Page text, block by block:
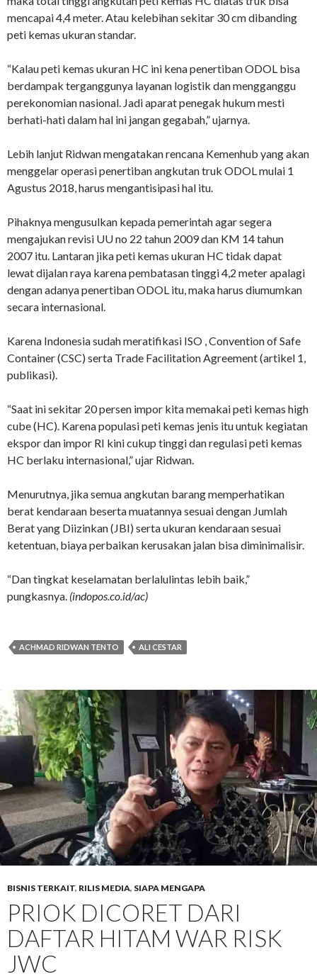
mencapai 4,4 meter. Atau kelebihan sekitar 30 cm dibanding
peti kemas ukuran standar.
“Kalau peti kemas ukuran HC ini kena penertiban ODOL bisa
berdampak terganggunya layanan logistik dan mengganggu
perekonomian nasional. Jadi aparat penegak hukum mesti
berhati-hati dalam hal ini jangan gegabah,” ujarnya.
Lebih lanjut Ridwan mengatakan rencana Kemenhub yang akan
menggelar operasi penertiban angkutan truk ODOL mulai 1
Agustus 2018, harus mengantisipasi hal itu.
Pihaknya mengusulkan kepada pemerintah agar segera
mengajukan revisi UU no 22 tahun 2009 dan KM 14 tahun
2007 itu. Lantaran jika peti kemas ukuran HC tidak dapat
lewat dijalan raya karena pembatasan tinggi 4,2 meter apalagi
dengan adanya penertiban ODOL itu, maka harus diumumkan
secara internasional.
Karena Indonesia sudah meratifikasi ISO , Convention of Safe
Container (CSC) serta Trade Facilitation Agreement (artikel 1,
publikasi).
“Saat ini sekitar 20 persen impor kita memakai peti kemas high
cube (HC). Karena populasi peti kemas jenis itu untuk kegiatan
ekspor dan impor RI kini cukup tinggi dan regulasi peti kemas
HC berlaku internasional,” ujar Ridwan.
Menurutnya, jika semua angkutan barang memperhatikan
berat kendaraan beserta muatannya sesuai dengan Jumlah
Berat yang Diizinkan (JBI) serta ukuran kendaraan sesuai
ketentuan, biaya perbaikan kerusakan jalan bisa diminimalisir.
“Dan tingkat keselamatan berlalulintas lebih baik,”
pungkasnya. (indopos.co.id/ac)
ACHMAD RIDWAN TENTO ALI CESTAR
BISNIS TERKAIT, RILIS MEDIA, SIAPA MENGAPA
PRIOK DICORET DARI
DAFTAR HITAM WAR RISK
JWC